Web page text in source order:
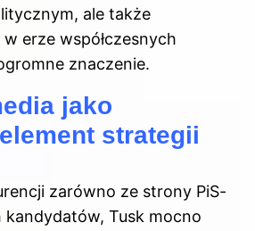
ale także
erze współczesnych
znaczenie.
jako
strategii
zarówno ze strony PiS-
kandydatów, Tusk mocno